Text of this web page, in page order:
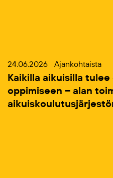
24.06.2026 Ajankohtaista
Kaikilla aikuisilla
oppimiseen – alan